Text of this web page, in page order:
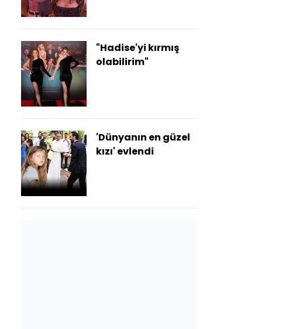
"Hadise'yi kırmış
olabilirim"
'Dünyanın en güzel
kızı' evlendi